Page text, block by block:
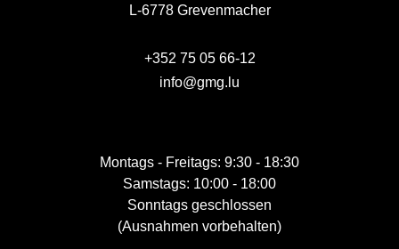
L-6778 Grevenmacher
+352 75 05 66-12
info@gmg.lu
Montags - Freitags: 9:30 - 18:30
Samstags: 10:00 - 18:00
Sonntags geschlossen
(Ausnahmen vorbehalten)